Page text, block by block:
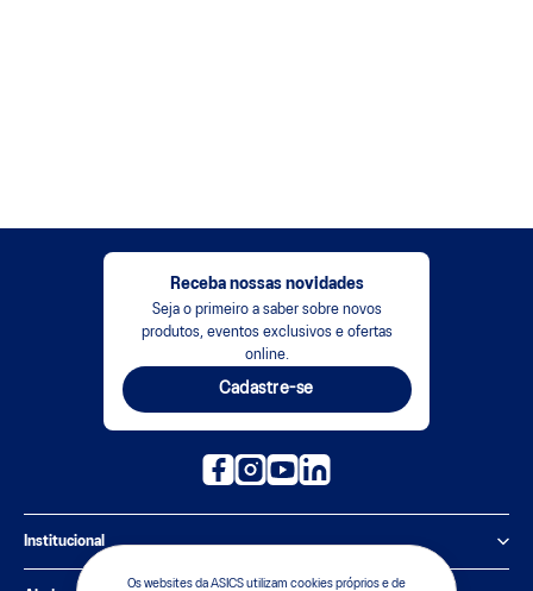
Os websites da ASICS utilizam cookies próprios e de
Receba nossas novidades
Seja o primeiro a saber sobre novos
produtos, eventos exclusivos e ofertas
online.
Cadastre-se
Institucional